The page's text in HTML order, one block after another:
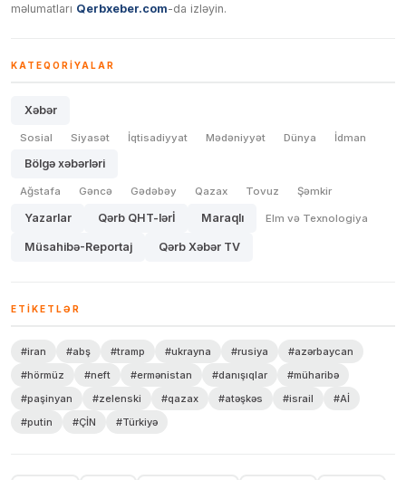
məlumatları Qerbxeber.com-da izləyin.
KATEQORIYALAR
Xəbər
Sosial Siyasət İqtisadiyyat Mədəniyyət Dünya İdman
Bölgə xəbərləri
Ağstafa Gəncə Gədəbəy Qazax Tovuz Şəmkir
Yazarlar Qərb QHT-lərİ Maraqlı Elm və Texnologiya
Müsahibə-Reportaj Qərb Xəbər TV
ETIKETLƏR
#iran #abş #tramp #ukrayna #rusiya
#azərbaycan
#hörmüz
#neft #ermənistan #danışıqlar
#müharibə
#paşinyan
#zelenski #qazax #atəşkəs #israil
#Aİ
#putin
#ÇİN #Türkiyə